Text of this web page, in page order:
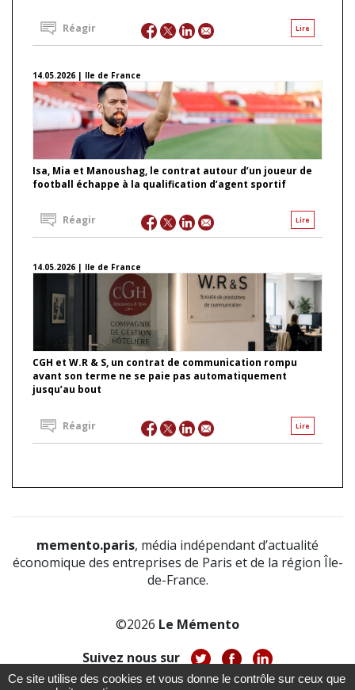
Lire
Réagir
14.05.2026 | Ile de France
Isa, Mia et Manoushag, le contrat autour d’un joueur de
football échappe à la qualification d’agent sportif
Lire
Réagir
14.05.2026 | Ile de France
CGH et W.R & S, un contrat de communication rompu
avant son terme ne se paie pas automatiquement
jusqu’au bout
Lire
Réagir
memento.paris, média indépendant d’actualité
économique des entreprises de Paris et de la région Île-
de-France.
©2026 Le Mémento
Suivez nous sur
Ce site utilise des cookies et vous donne le contrôle sur ceux que